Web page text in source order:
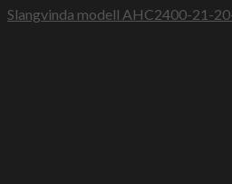
Slangvinda modell AHC2400-21-